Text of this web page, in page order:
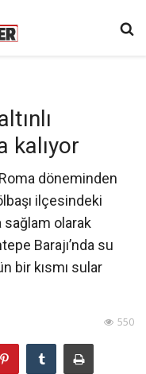
kalıyor
döneminden
ilçesindeki
sağlam olarak
Barajı’nda su
bir kısmı sular
550